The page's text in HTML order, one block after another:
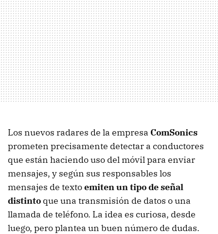
Los nuevos radares de la empresa ComSonics
prometen precisamente detectar a conductores
que están haciendo uso del móvil para enviar
mensajes, y según sus responsables los
mensajes de textoemiten un tipo de señal
distinto que una transmisión de datos o una
llamada de teléfono. La idea es curiosa, desde
luego, pero plantea un buen número de dudas.